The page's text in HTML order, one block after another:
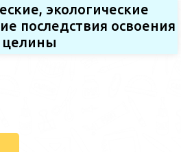
экологические
последствия освоения
целины